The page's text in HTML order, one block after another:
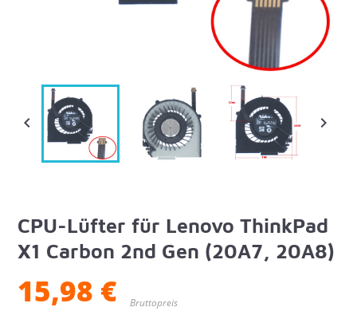
 
CPU-Lüfter für Lenovo ThinkPad
X1 Carbon 2nd Gen (20A7, 20A8)
15,98 € Bruttopreis